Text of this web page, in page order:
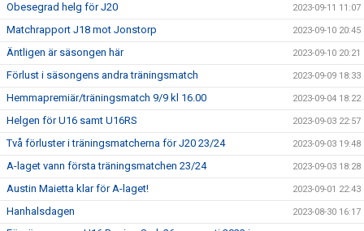
Obesegrad helg för J20 2023-09-11 11:07
Matchrapport J18 mot Jonstorp 2023-09-10 20:45
Äntligen är säsongen här 2023-09-10 20:21
Förlust i säsongens andra träningsmatch 2023-09-09 18:33
Hemmapremiär/träningsmatch 9/9 kl 16.00 2023-09-04 18:22
Helgen för U16 samt U16RS 2023-09-03 22:57
Två förluster i träningsmatcherna för J20 23/24 2023-09-03 19:48
A-laget vann första träningsmatchen 23/24 2023-09-03 18:28
Austin Maietta klar för A-laget! 2023-09-01 22:43
Hanhalsdagen 2023-08-30 16:17